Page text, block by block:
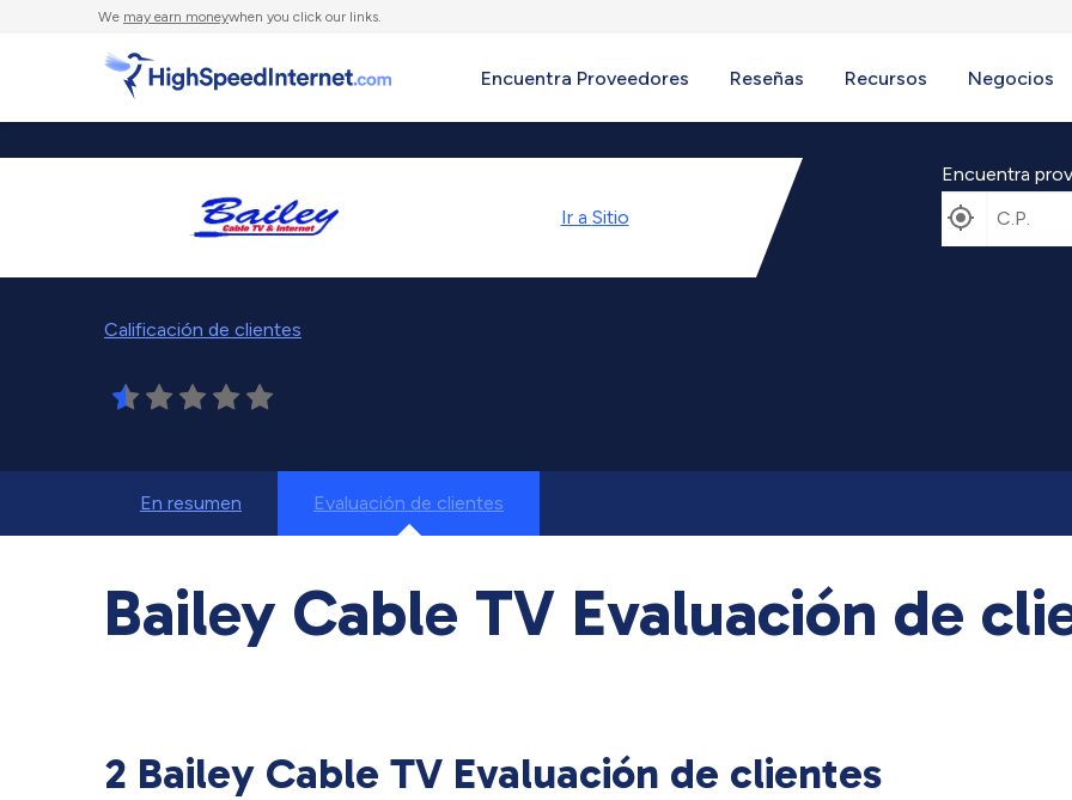
We may earn moneywhen you click our links.
Encuentra Proveedores Reseñas Recursos Negocios
Ir a Sitio
Calificación de clientes
Encuentra
En resumen Evaluación de clientes
Bailey Cable TV Evaluación de
2 Bailey Cable TV Evaluación de clientes